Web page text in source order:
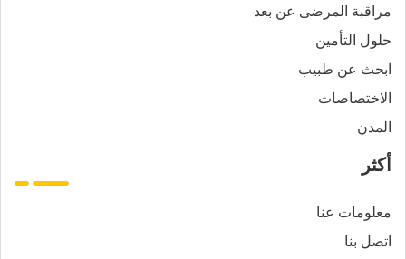
مراقبة المرضى عن بعد
حلول التأمين
ابحث عن طبيب
الاختصاصات
المدن
أكثر
معلومات عنا
اتصل بنا